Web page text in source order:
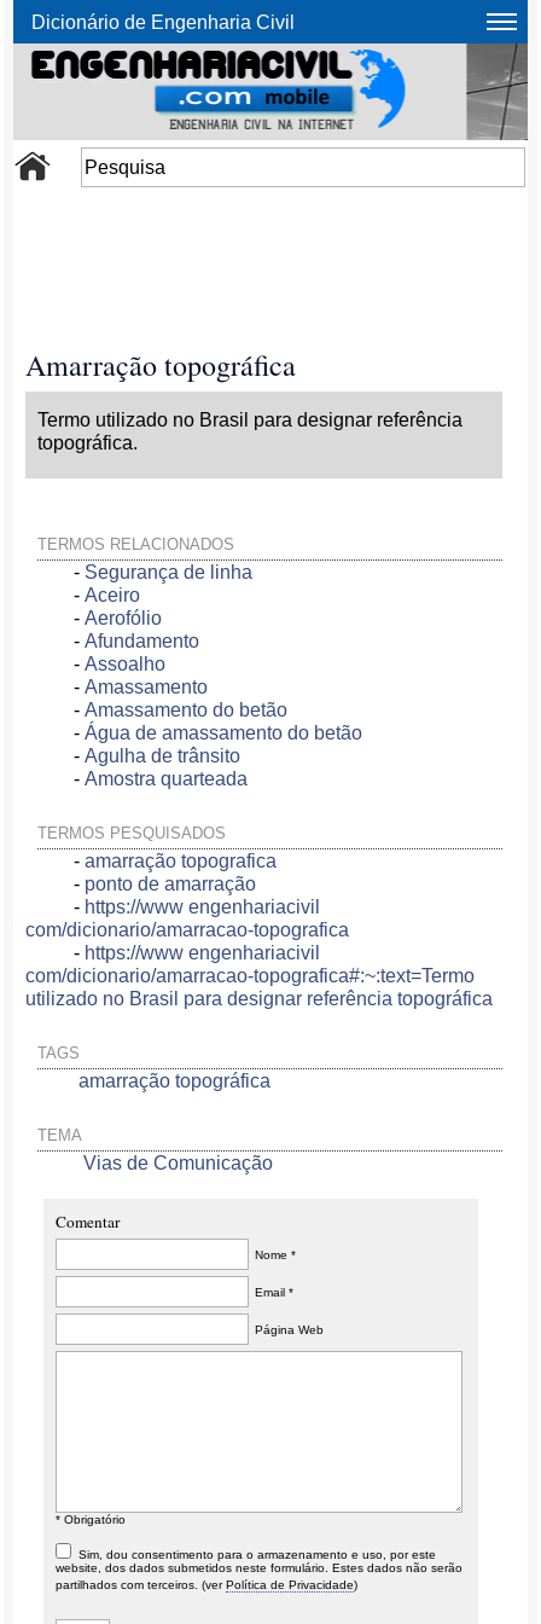
Dicionário de Engenharia Civil
Amarração topográfica
Termo utilizado no Brasil para designar referência
topográfica.
TERMOS RELACIONADOS
- Segurança de linha
-Aceiro
-Aerofólio
-Afundamento
-Assoalho
-Amassamento
-Amassamento do betão
-Água de amassamento do betão
-Agulha de trânsito
-Amostra quarteada
TERMOS PESQUISADOS
-amarração topografica
- ponto de amarração
- https://www engenhariacivil
com/dicionario/amarracao-topografica
- https://www engenhariacivil
com/dicionario/amarracao-topografica#:~:text=Termo
utilizado no Brasil para designar referência topográfica
TAGS
amarração topográfica
TEMA
Vias de Comunicação
Comentar
Nome *
Email *
Página Web
* Obrigatório
Sim, dou consentimento para o armazenamento e uso, por este
website, dos dados submetidos neste formulário. Estes dados não serão
partilhados com terceiros. (verPolítica de Privacidade)